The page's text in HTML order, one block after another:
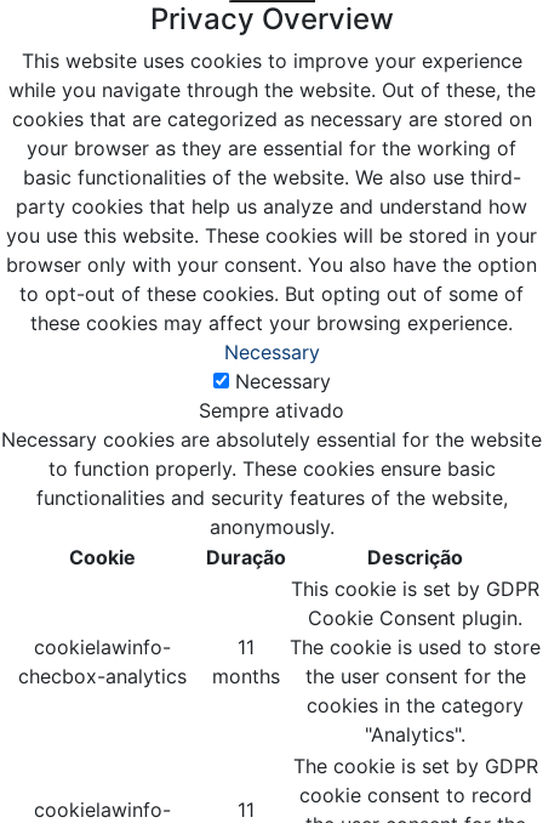
Privacy Overview
This website uses cookies to improve your experience
while you navigate through the website. Out of these, the
cookies that are categorized as necessary are stored on
your browser as they are essential for the working of
basic functionalities of the website. We also use third-
party cookies that help us analyze and understand how
you use this website. These cookies will be stored in your
browser only with your consent. You also have the option
to opt-out of these cookies. But opting out of some of
these cookies may affect your browsing experience.
Necessary
Necessary
Sempre ativado
Necessary cookies are absolutely essential for the website
to function properly. These cookies ensure basic
functionalities and security features of the website,
anonymously.
Cookie
Duração Descrição
cookielawinfo-
checbox-analytics
11
months
This cookie is set by GDPR
Cookie Consent plugin.
The cookie is used to store
the user consent for the
cookies in the category
"Analytics".
cookielawinfo-
11
The cookie is set by GDPR
cookie consent to record